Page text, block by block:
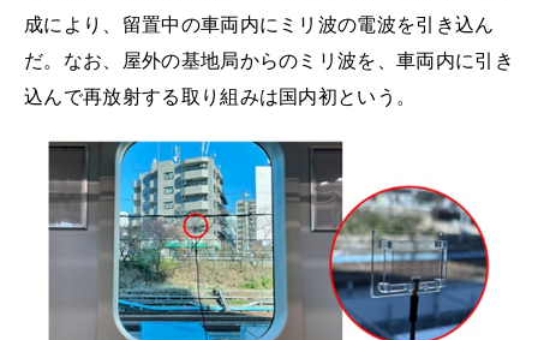
成により、留置中の車両内にミリ波の電波を引き込ん
だ。なお、屋外の基地局からのミリ波を、車両内に引き
込んで再放射する取り組みは国内初という。